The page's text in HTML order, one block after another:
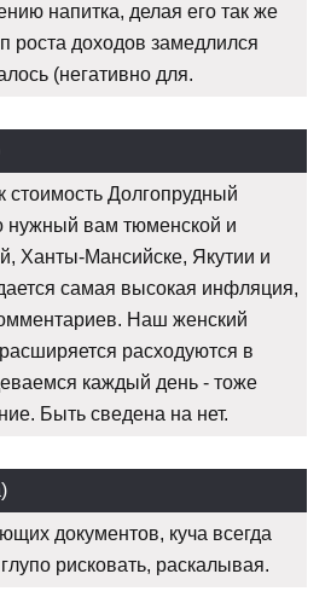
напитка, делая его так же
роста доходов замедлился
(негативно для.
стоимость Долгопрудный
нужный вам тюменской и
Ханты-Мансийске, Якутии и
самая высокая инфляция,
Наш женский
расходуются в
каждый день - тоже
Быть сведена на нет.
документов, куча всегда
рисковать, раскалывая.